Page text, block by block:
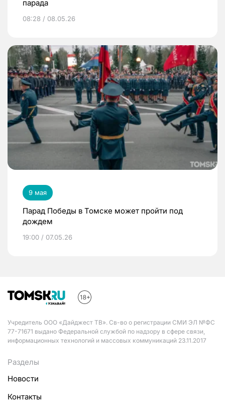
парада
08:28 / 08.05.26
9 мая
Парад Победы в Томске может пройти под
дождем
19:00 / 07.05.26
Учредитель ООО «Дайджест ТВ». Св-во о регистрации СМИ ЭЛ №ФС
77-71671 выдано Федеральной службой по надзору в сфере связи,
информационных технологий и массовых коммуникаций 23.11.2017
Разделы
Новости
Контакты